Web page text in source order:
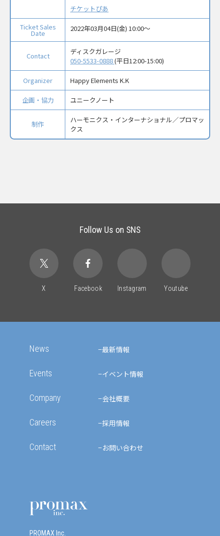
チケットぴあ
Ticket Sales
Date
2022年03月04日(金) 10:00〜
Contact
ディスクガレージ
050-5533-0888(平日12:00-15:00)
Organizer Happy Elements K.K
企画・協力 ユニークノート
制作
ハーモニクス・インターナショナル／プロマッ
クス
Follow Us on SNS
X Facebook Instagram Youtube
News 最新情報
Events イベント情報
Company 会社概要
Careers 採用情報
Contact お問い合わせ
PROMAX Inc.